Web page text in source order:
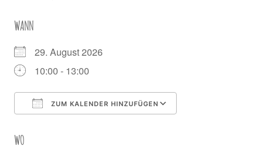
WANN
29. August 2026
10:00 - 13:00
ZUM KALENDER HINZUFÜGEN
WO